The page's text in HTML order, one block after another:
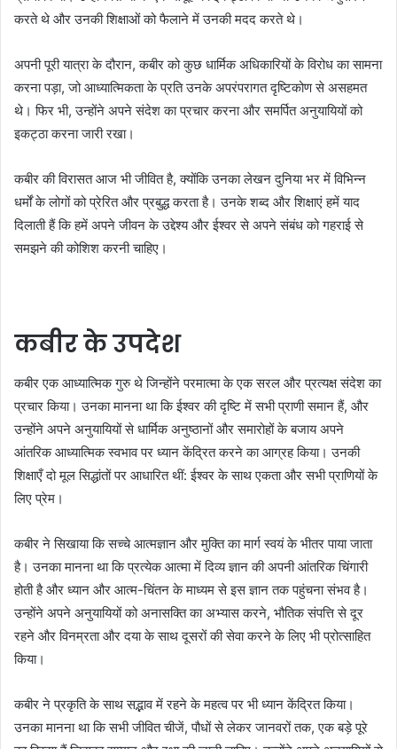
करते थे और उनकी शिक्षाओं को फैलाने में उनकी मदद करते थे।
अपनी पूरी यात्रा के दौरान, कबीर को कुछ धार्मिक अधिकारियों के विरोध का सामना
करना पड़ा, जो आध्यात्मिकता के प्रति उनके अपरंपरागत दृष्टिकोण से असहमत
थे। फिर भी, उन्होंने अपने संदेश का प्रचार करना और समर्पित अनुयायियों को
इकट्ठा करना जारी रखा।
कबीर की विरासत आज भी जीवित है, क्योंकि उनका लेखन दुनिया भर में विभिन्न
धर्मों के लोगों को प्रेरित और प्रबुद्ध करता है। उनके शब्द और शिक्षाएं हमें याद
दिलाती हैं कि हमें अपने जीवन के उद्देश्य और ईश्वर से अपने संबंध को गहराई से
समझने की कोशिश करनी चाहिए।
कबीर के उपदेश
कबीर एक आध्यात्मिक गुरु थे जिन्होंने परमात्मा के एक सरल और प्रत्यक्ष संदेश का
प्रचार किया। उनका मानना था कि ईश्वर की दृष्टि में सभी प्राणी समान हैं, और
उन्होंने अपने अनुयायियों से धार्मिक अनुष्ठानों और समारोहों के बजाय अपने
आंतरिक आध्यात्मिक स्वभाव पर ध्यान केंद्रित करने का आग्रह किया। उनकी
शिक्षाएँ दो मूल सिद्धांतों पर आधारित थीं: ईश्वर के साथ एकता और सभी प्राणियों के
लिए प्रेम।
कबीर ने सिखाया कि सच्चे आत्मज्ञान और मुक्ति का मार्ग स्वयं के भीतर पाया जाता
है। उनका मानना था कि प्रत्येक आत्मा में दिव्य ज्ञान की अपनी आंतरिक चिंगारी
होती है और ध्यान और आत्म-चिंतन के माध्यम से इस ज्ञान तक पहुंचना संभव है।
उन्होंने अपने अनुयायियों को अनासक्ति का अभ्यास करने, भौतिक संपत्ति से दूर
रहने और विनम्रता और दया के साथ दूसरों की सेवा करने के लिए भी प्रोत्साहित
किया।
कबीर ने प्रकृति के साथ सद्भाव में रहने के महत्व पर भी ध्यान केंद्रित किया।
उनका मानना था कि सभी जीवित चीजें, पौधों से लेकर जानवरों तक, एक बड़े पूरे